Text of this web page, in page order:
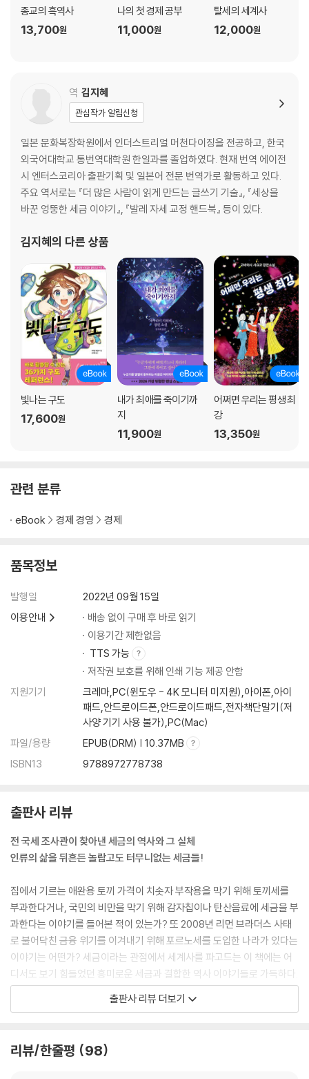
PART 3 일본의 ‘황당한 세금’
전투에서 지켜 줄게 ‘전쟁 회피세’
좁고 기다란 집을 짓자 ‘지구전’
배의 디자인을 바꾼 ‘출입국세’
분뇨까지 세금을 부과한 ‘분뇨세’
서양 서적을 독점하겠다는 발상 ‘양서세’
메이지 초기에 마련된 ‘토끼세’
자전거는 부자의 상징 ‘자전거세’
전시에도 음주가무를 즐기겠다면 ‘유흥음식세’
모든 표에 부과된 ‘운임세’
이발과 파마는 사치 행위 ‘특별행위세’
온천에 들어가려면 ‘입욕세’
골프는 아무나 하나 ‘골프장 이용세’
절과 신사를 건들면 안 되지 ‘고도 보존 협력세’
인구 좀 늘려 봅시다 ‘원룸세’
도시 거주민이 된 걸 환영해요 ‘도시계획세’
비상식적인 일본의 ‘소비세’
PART 4 인류를 위한 ‘괴상한 세금’
노블레스 오블리주를 실천한 ‘부유세’
쌀 대신 부과한 ‘지방특산물세’
사회보험의 기능을 담다 ‘조세’
이탈리아를 위기에서 구해낸 ‘포르노세’
개를 키우는 사람에게 부과된 ‘견세’
맹렬한 반대에 부딪힌 ‘소다세’
PART 5 알아두면 약이 되는 ‘위대한 세금’
부자도 피해 갈 수 없는 ‘재산세’
일본의 회계 연도가 4월에 시작하는 이유
히틀러의 세금 개혁 ‘원천징수’
탈세를 막아라 ‘국세국 사찰부’
초고층 아파트가 절세 포인트다
사기로 번 돈에도 부과되는 세금
주민세는 지역에 따라 다르다
epilogue
종교의 흑역사
13,700원
나의 첫 경제 공부
11,000원
탈세의 세계사
12,000원
역 김지혜
관심작가 알림신청
일본 문화복장학원에서 인더스트리얼 머천다이징을 전공하고, 한국
외국어대학교 통번역대학원 한일과를 졸업하였다. 현재 번역 에이전
시 엔터스코리아 출판기획 및 일본어 전문 번역가로 활동하고 있다.
주요 역서로는 『더 많은 사람이 읽게 만드는 글쓰기 기술』, 『세상을
바꾼 엉뚱한 세금 이야기』, 『발레 자세 교정 핸드북』 등이 있다.
김지혜의 다른 상품
빛나는 구도
17,600원
내가 최애를 죽이기까
지
11,900원
어쩌면 우리는 평생 최
강
13,350원
관련 분류
eBook 경제 경영 경제
품목정보
발행일
2022년 09월 15일
이용안내
배송 없이 구매 후 바로 읽기
이용기간 제한없음
TTS 가능
저작권 보호를 위해 인쇄 기능 제공 안함
지원기기
크레마,PC(윈도우 - 4K 모니터 미지원),아이폰,아이
패드,안드로이드폰,안드로이드패드,전자책단말기(저
사양 기기 사용 불가),PC(Mac)
파일/용량
EPUB(DRM) | 10.37MB
ISBN13
9788972778738
출판사 리뷰
전 국세 조사관이 찾아낸 세금의 역사와 그 실체
인류의 삶을 뒤흔든 놀랍고도 터무니없는 세금들!
집에서 기르는 애완용 토끼 가격이 치솟자 부작용을 막기 위해 토끼세를
부과한다거나, 국민의 비만을 막기 위해 감자칩이나 탄산음료에 세금을 부
과한다는 이야기를 들어본 적이 있는가? 또 2008년 리먼 브라더스 사태
로 불어닥친 금융 위기를 이겨내기 위해 포르노세를 도입한 나라가 있다는
이야기는 어떤가? 세금이라는 관점에서 세계사를 파고드는 이 책에는 어
디서도 보기 힘들었던 흥미로운 세금과 결합한 역사 이야기들로 가득하다.
* 엘리자베스 1세 시절 영국 해적들은 약탈품의 5분의 1을 세금으로 내면
커다란 도움을 주었다.
출판사 리뷰 더보기
리뷰/한줄평 98